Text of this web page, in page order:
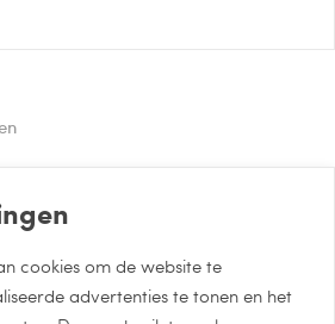
cookies om de website te
advertenties te tonen en het